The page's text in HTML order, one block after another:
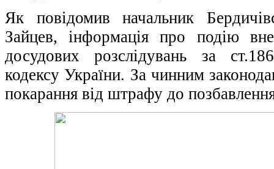
Як повідомив начальник
Зайцев, інформація про подію
досудових розслідувань за
кодексу України. За чинним
покарання від штрафу до